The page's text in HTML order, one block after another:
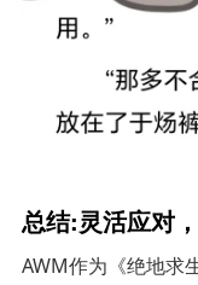
总结:灵活应对
AWM作为《绝地求